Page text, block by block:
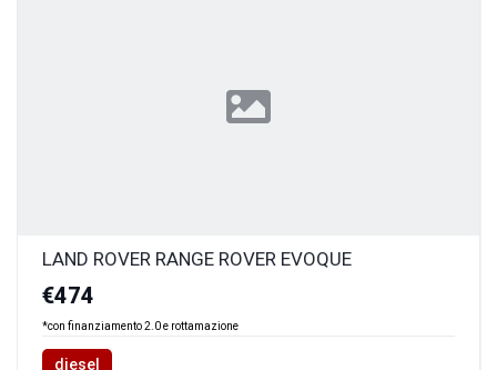
LAND ROVER RANGE ROVER EVOQUE
€474
*con finanziamento 2.0 e rottamazione
diesel